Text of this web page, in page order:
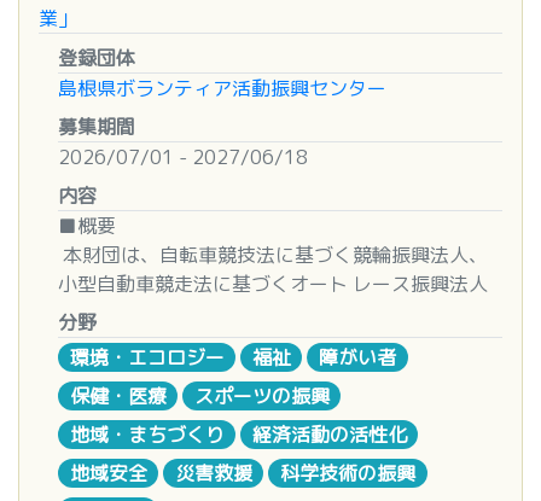
Eメールにても送信してください。受付採番に使
用しますので、Eメールが届かない場合は、申請
未受領としますのでご留意ください。
なお、選考上必要な場合には、追加資料等の提出
をお願いすることがあります。
Eメールでのデータ送信の際の留意事項：
・PDFに変換せず、エクセル、ワードのまま添付
してください。（パスワード設定なし）
・「ギガファイル便」やZIPファイルでの送信
は、セキュリティー上、不可とします。
・マクロを含むOffice系アプリについても、同様
の理由で不可とします。
【送付先】| 〒105－0001
東京都港区虎ノ門一丁目２番16号 虎ノ門浜崎ビル
５階
・プラン自体が単発的イベント等で構成されたもの
・クーポン、金券等
・建物、施設等の建設費、維持費
・その他、資産となり得るものの取得費、維持費
※その他、支援金の対象については、下記までお問
い合わせ下さい。
募集要領
『高速道路利用・観光・地域連携推進プラン』募集
要領はこちらをクリックして下さい ⇒募集要領
(PDF)
※応募にあたり書籍「道がむすぶ観光地域づくりの
教科書」をご参照ください。
詳しくはこちらをご覧ください(PDF)
応募様式
応募用紙（様式1）
会、交流会、メールマガジン（冊子）等の活動
Ⅱ．助成の要件
(1) 2027年1月1日以降に開始し、2027年12月末
日までに完了する活動及び事業（以下、「活動」と
いう。）を原則とします。
(2) 日本国内において実施する活動とします。
(3) 一般財団 / 社団法人、公益財団 / 社団法人、社
会福祉法人、特定非営利活動法人（NPO法人） な
ど、非営利活動 ・公益事業を行う個人及び団体を
株式会社などの営利法人は申請できません。
(4) 前年度において、当財団の助成金交付対象とな
った個人及び団体でないこととします。
(5) 反社会的勢力、活動が政治、思想、宗教などの
目的に偏る個人及び団体からの応募は受付けませ
ん。
出削減。
●支援対象
営農型太陽光発電の普及に資する、以下の両方を満
たす取り組みを対象とします。
・農業者やその地域コミュニティの気候変動に対す
るレジリエンス向上に資すること。
・再生可能エネルギーの普及を通じて温室効果ガス
排出削減に貢献すること。
ただし、以下の内容を含むプロジェクトは支援対象
・森林伐採等、環境破壊を伴うもの。
・開発実用化されていない技術の研究開発のみを目
的とするもの。
・太陽光パネルの購入、設置を主たる目的とするも
の。
＜支援対象の活動・プロジェクト例＞※以下はあく
業」
登録団体
島根県ボランティア活動振興センター
募集期間
2026/07/01 - 2027/06/18
内容
■概要
本財団は、自転車競技法に基づく競輪振興法人、
小型自動車競走法に基づくオート レース振興法人
として、競輪・オートレースの収益を広く社会に還
元し、競輪・オー トレースの持続的発展を通じ、
社会貢献を果たすため、地方自治体が施行する競
輪・ オートレースの売上げの一部により、機械振
興並びに公益事業振興に対する補助を行 います。
２０２７年度の補助事業にあたっては、機械・公益
事業のそれぞれの分野において、 これまで取組ん
分野
環境・エコロジー
福祉
障がい者
保健・医療
スポーツの振興
地域・まちづくり
経済活動の活性化
地域安全
災害救援
科学技術の振興